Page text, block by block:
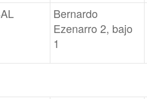
Bernardo
Ezenarro 2, bajo
1